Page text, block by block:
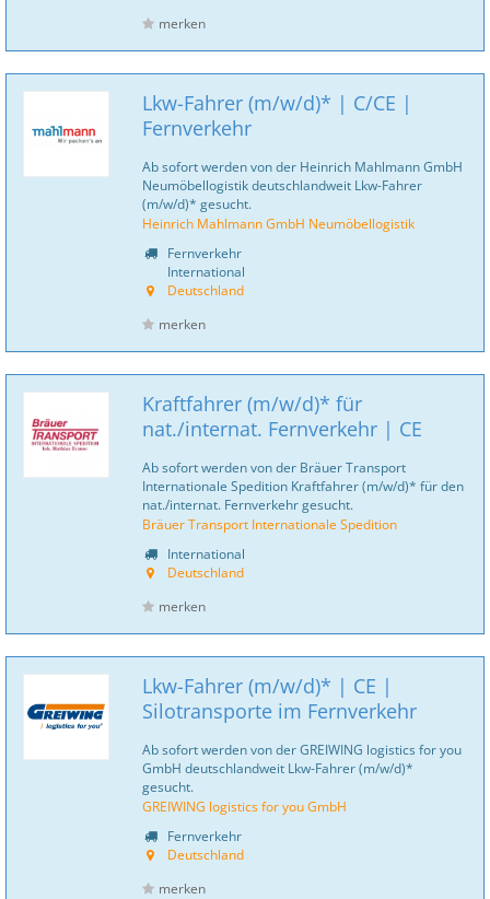
merken
Lkw-Fahrer (m/w/d)* | C/CE |
Fernverkehr
Ab sofort werden von der Heinrich Mahlmann GmbH
Neumöbellogistik deutschlandweit Lkw-Fahrer
(m/w/d)* gesucht.
Heinrich Mahlmann GmbH Neumöbellogistik
Fernverkehr
International
Deutschland
merken
Kraftfahrer (m/w/d)* für
nat./internat. Fernverkehr | CE
Ab sofort werden von der Bräuer Transport
Internationale Spedition Kraftfahrer (m/w/d)* für den
nat./internat. Fernverkehr gesucht.
Bräuer Transport Internationale Spedition
International
Deutschland
merken
Lkw-Fahrer (m/w/d)* | CE |
Silotransporte im Fernverkehr
Ab sofort werden von der GREIWING logistics for you
GmbH deutschlandweit Lkw-Fahrer (m/w/d)*
gesucht.
GREIWING logistics for you GmbH
Fernverkehr
Deutschland
merken